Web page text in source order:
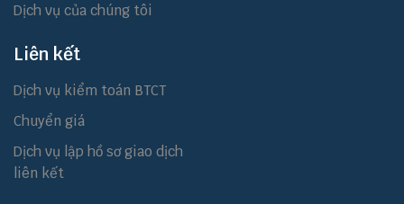
Dịch vụ của chúng tôi
Liên kết
Dịch vụ kiểm toán BTCT
Chuyển giá
Dịch vụ lập hồ sơ giao dịch
liên kết